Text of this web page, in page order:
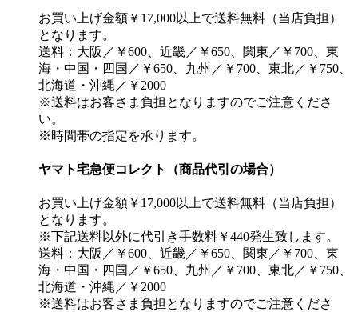
お買い上げ金額￥17,000以上で送料無料（当店負担）
となります。
送料：大阪／￥600、近畿／￥650、関東／￥700、東
海・中国・四国／￥650、九州／￥700、東北／￥750、
北海道・沖縄／￥2000
※送料はお客さま負担となりますのでご注意くださ
い。
※時間帯の指定を承ります。
ヤマト宅急便コレクト（商品代引の場合）
お買い上げ金額￥17,000以上で送料無料（当店負担）
となります。
※下記送料以外に代引き手数料￥440発生致します。
送料：大阪／￥600、近畿／￥650、関東／￥700、東
海・中国・四国／￥650、九州／￥700、東北／￥750、
北海道・沖縄／￥2000
※送料はお客さま負担となりますのでご注意くださ